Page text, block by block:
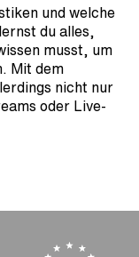
und welche
du alles,
musst, um
Mit dem
nicht nur
oder Live-